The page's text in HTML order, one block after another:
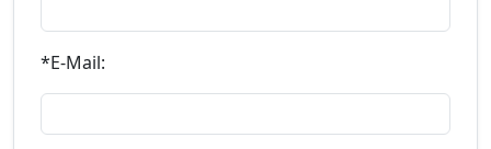
*E-Mail: